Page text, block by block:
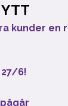
kunder en
27/6!